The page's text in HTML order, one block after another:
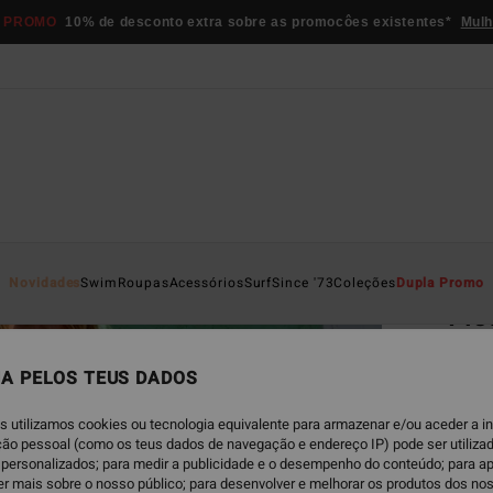
10% de desconto extra sobre as promocôes existentes*
NovidadesSwimRoupasAcessóriosSurfSince '73ColeçõesDupla Promo
€
€
PELOS TEUS DADOS
utilizamos cookies ou tecnologia equivalente para armazenar e/ou aceder a
pessoal (como os teus dados de navegação e endereço IP) pode ser
para medir a publicidade e o desempenho do conteúdo; para
mais sobre o nosso público; para desenvolver e melhorar os produtos dos